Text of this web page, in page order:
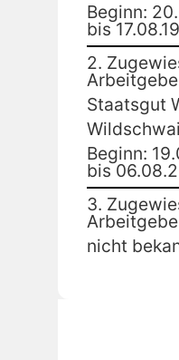
Beginn:
bis
2.
Staatsgut
Beginn:
bis
3.
nicht